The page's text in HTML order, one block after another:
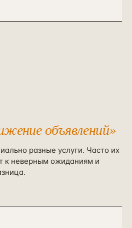
объявлений»
разные услуги. Часто их
к неверным ожиданиям и